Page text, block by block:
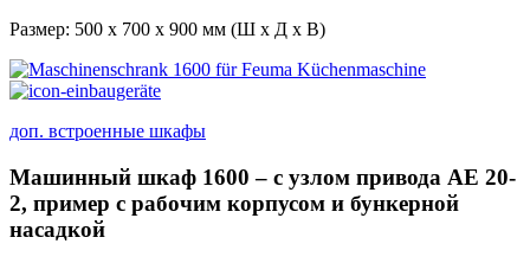
Размер: 500 x 700 x 900 мм (Ш x Д x В)
доп. встроенные шкафы
Машинный шкаф 1600 – с узлом привода AE 20-
2, пример с рабочим корпусом и бункерной
насадкой